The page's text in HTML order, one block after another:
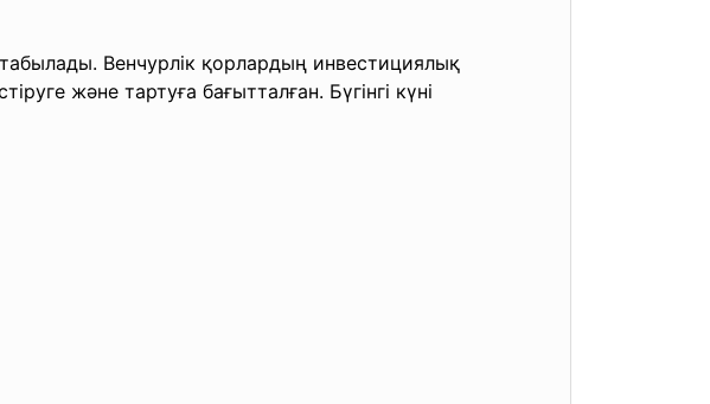
Венчурлік қорлардың инвестициялық
және тартуға бағытталған. Бүгінгі күні